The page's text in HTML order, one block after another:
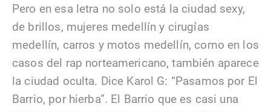
Pero en esa letra no solo está la ciudad sexy,
de brillos, mujeres medellín y cirugías
medellín, carros y motos medellín, como en los
casos del rap norteamericano, también aparece
la ciudad oculta. Dice Karol G: “Pasamos por El
Barrio, por hierba”. El Barrio que es casi una